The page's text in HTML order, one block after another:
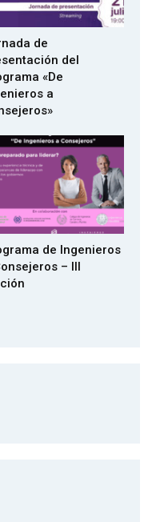
de
del
«De
a
de Ingenieros
– III